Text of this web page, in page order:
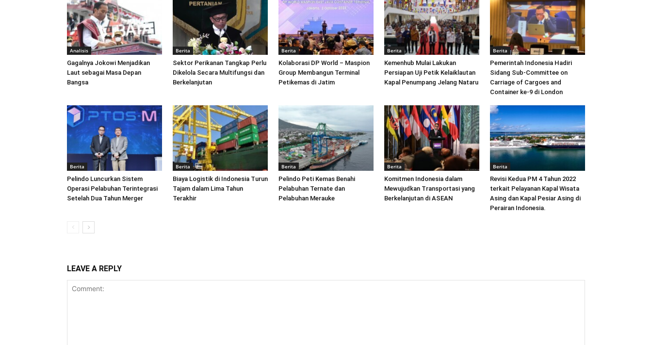
Analisis
Gagalnya Jokowi Menjadikan
Laut sebagai Masa Depan
Bangsa
Berita
Sektor Perikanan Tangkap Perlu
Dikelola Secara Multifungsi dan
Berkelanjutan
Berita
Kolaborasi DP World – Maspion
Group Membangun Terminal
Petikemas di Jatim
Berita
Kemenhub Mulai Lakukan
Persiapan Uji Petik Kelaiklautan
Kapal Penumpang Jelang Nataru
Berita
Pemerintah Indonesia Hadiri
Sidang Sub-Committee on
Carriage of Cargoes and
Container ke-9 di London
Berita
Pelindo Luncurkan Sistem
Operasi Pelabuhan Terintegrasi
Setelah Dua Tahun Merger
Berita
Biaya Logistik di Indonesia Turun
Tajam dalam Lima Tahun
Terakhir
Berita
Pelindo Peti Kemas Benahi
Pelabuhan Ternate dan
Pelabuhan Merauke
Berita
Komitmen Indonesia dalam
Mewujudkan Transportasi yang
Berkelanjutan di ASEAN
Berita
Revisi Kedua PM 4 Tahun 2022
terkait Pelayanan Kapal Wisata
Asing dan Kapal Pesiar Asing di
Perairan Indonesia.
LEAVE A REPLY